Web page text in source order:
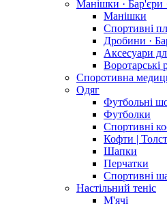
Манішки · Бар'єри
Манішки
Спортивні
Дробини ·
Аксесуари
Воротарські
Споротивна
Одяг
Футбольні
Футболки
Спортивні
Кофти |
Шапки
Перчатки
Спортивні
Настільний теніс
М'ячі